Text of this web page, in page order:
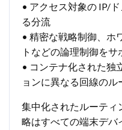
• アクセス対象の IP/
る分流
• 精密な戦略制御、ホ
トなどの論理制御をサ
• コンテナ化された独
ョンに異なる回線の
集中化されたルーティ
略はすべての端末デバ